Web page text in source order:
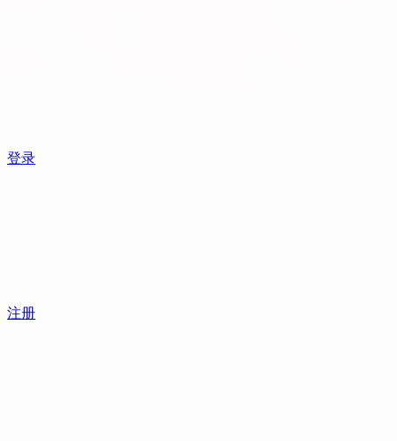
登录
注册